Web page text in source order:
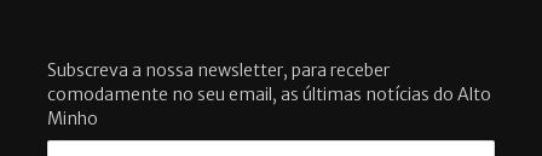
Subscreva a nossa newsletter, para receber
comodamente no seu email, as últimas notícias do Alto
Minho